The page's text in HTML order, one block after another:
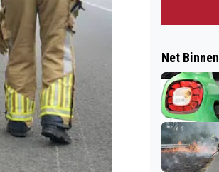
Net Binnen